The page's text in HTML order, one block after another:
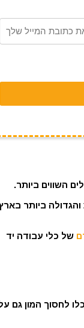
השווים ביותר.
ביותר
של כלי עבודה יד
לחסוך המון גם